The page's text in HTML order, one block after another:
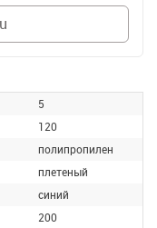
5
120
полипропилен
плетеный
синий
200